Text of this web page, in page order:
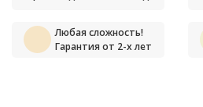
Любая сложность!
Гарантия от 2-х лет